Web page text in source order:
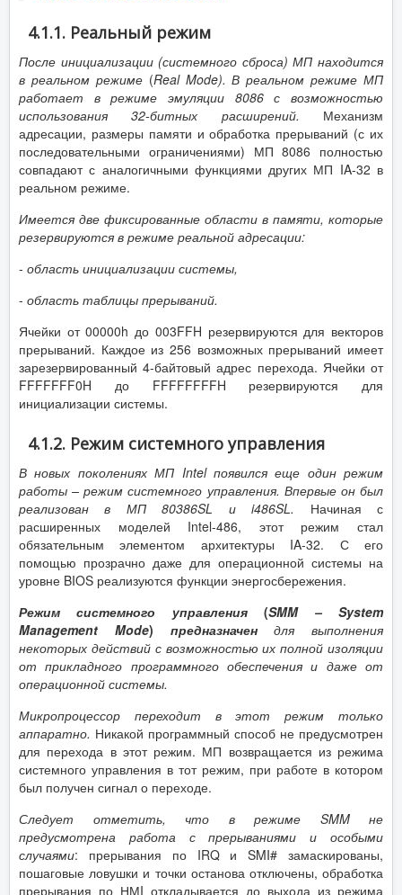
4.1.1. Реальный режим
После инициализации (системного сброса) МП находится
в реальном режиме (Real Mode). В реальном режиме МП
работает в режиме эмуляции 8086 с возможностью
использования 32-битных расширений. Механизм
адресации, размеры памяти и обработка прерываний (с их
последовательными ограничениями) МП 8086 полностью
совпадают с аналогичными функциями других МП IA-32 в
реальном режиме.
Имеется две фиксированные области в памяти, которые
резервируются в режиме реальной адресации:
- область инициализации системы,
- область таблицы прерываний.
Ячейки от 00000h до 003FFH резервируются для векторов
прерываний. Каждое из 256 возможных прерываний имеет
зарезервированный 4-байтовый адрес перехода. Ячейки от
FFFFFFF0H до FFFFFFFFH резервируются для
инициализации системы.
4.1.2. Режим системного управления
В новых поколениях МП Intel появился еще один режим
работы – режим системного управления. Впервые он был
реализован в МП 80386SL и i486SL.
Начиная с
расширенных моделей Intel-486, этот режим стал
обязательным элементом архитектуры IA-32. С его
помощью прозрачно даже для операционной системы на
уровне BIOS реализуются функции энергосбережения.
Режим системного управления(SMM– System
Management Mode) предназначендля выполнения
некоторых действий с возможностью их полной изоляции
от прикладного программного обеспечения и даже от
операционной системы.
Микропроцессор переходит в этот режим только
аппаратно. Никакой программный способ не предусмотрен
для перехода в этот режим. МП возвращается из режима
системного управления в тот режим, при работе в котором
был получен сигнал о переходе.
Следует отметить, что в режиме SMM не
предусмотрена работа с прерываниями и особыми
случаями: прерывания по IRQ и SMI# замаскированы,
пошаговые ловушки и точки останова отключены, обработка
прерывания по НМI откладывается до выхода из режима